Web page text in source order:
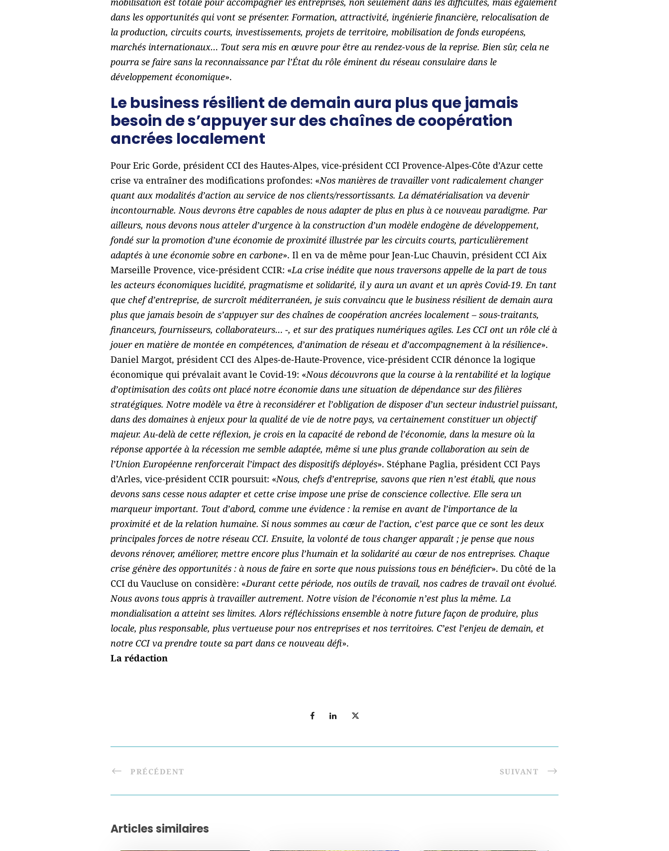
dans les opportunités qui vont se présenter. Formation, attractivité, ingénierie financière, relocalisation de
la production, circuits courts, investissements, projets de territoire, mobilisation de fonds européens,
marchés internationaux… Tout sera mis en œuvre pour être au rendez-vous de la reprise. Bien sûr, cela ne
pourra se faire sans la reconnaissance par l’État du rôle éminent du réseau consulaire dans le
développement économique».
Le business résilient de demain aura plus que jamais
besoin de s’appuyer sur des chaînes de coopération
ancrées localement
Pour Eric Gorde, président CCI des Hautes-Alpes, vice-président CCI Provence-Alpes-Côte d’Azur cette
crise va entraîner des modifications profondes: «Nos manières de travailler vont radicalement changer
quant aux modalités d’action au service de nos clients/ressortissants. La dématérialisation va devenir
incontournable. Nous devrons être capables de nous adapter de plus en plus à ce nouveau paradigme. Par
ailleurs, nous devons nous atteler d’urgence à la construction d’un modèle endogène de développement,
fondé sur la promotion d’une économie de proximité illustrée par les circuits courts, particulièrement
adaptés à une économie sobre en carbone». Il en va de même pour Jean-Luc Chauvin, président CCI Aix
Marseille Provence, vice-président CCIR: «La crise inédite que nous traversons appelle de la part de tous
les acteurs économiques lucidité, pragmatisme et solidarité, il y aura un avant et un après Covid-19. En tant
que chef d’entreprise, de surcroît méditerranéen, je suis convaincu que le business résilient de demain aura
plus que jamais besoin de s’appuyer sur des chaînes de coopération ancrées localement – sous-traitants,
financeurs, fournisseurs, collaborateurs… -, et sur des pratiques numériques agiles. Les CCI ont un rôle clé à
jouer en matière de montée en compétences, d’animation de réseau et d’accompagnement à la résilience».
Daniel Margot, président CCI des Alpes-de-Haute-Provence, vice-président CCIR dénonce la logique
économique qui prévalait avant le Covid-19: «Nous découvrons que la course à la rentabilité et la logique
d’optimisation des coûts ont placé notre économie dans une situation de dépendance sur des filières
stratégiques. Notre modèle va être à reconsidérer et l’obligation de disposer d’un secteur industriel puissant,
dans des domaines à enjeux pour la qualité de vie de notre pays, va certainement constituer un objectif
majeur. Au-delà de cette réflexion, je crois en la capacité de rebond de l’économie, dans la mesure où la
réponse apportée à la récession me semble adaptée, même si une plus grande collaboration au sein de
l’Union Européenne renforcerait l’impact des dispositifs déployés». Stéphane Paglia, président CCI Pays
d’Arles, vice-président CCIR poursuit: «Nous, chefs d’entreprise, savons que rien n’est établi, que nous
devons sans cesse nous adapter et cette crise impose une prise de conscience collective. Elle sera un
marqueur important. Tout d’abord, comme une évidence : la remise en avant de l’importance de la
proximité et de la relation humaine. Si nous sommes au cœur de l’action, c’est parce que ce sont les deux
principales forces de notre réseau CCI. Ensuite, la volonté de tous changer apparaît ; je pense que nous
devons rénover, améliorer, mettre encore plus l’humain et la solidarité au cœur de nos entreprises. Chaque
crise génère des opportunités : à nous de faire en sorte que nous puissions tous en bénéficier». Du côté de la
CCI du Vaucluse on considère: «Durant cette période, nos outils de travail, nos cadres de travail ont évolué.
Nous avons tous appris à travailler autrement. Notre vision de l’économie n’est plus la même. La
mondialisation a atteint ses limites. Alors réfléchissions ensemble à notre future façon de produire, plus
locale, plus responsable, plus vertueuse pour nos entreprises et nos territoires. C’est l’enjeu de demain, et
notre CCI va prendre toute sa part dans ce nouveau défi».
La rédaction
PRÉCÉDENT SUIVANT
Articles similaires